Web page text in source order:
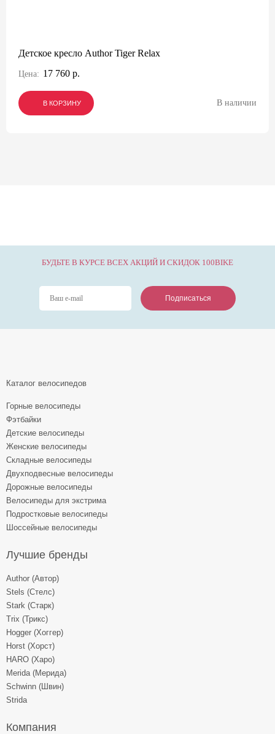
Детское кресло Author Tiger Relax
Цена: 17 760 р.
В КОРЗИНУ
В КОРЗИНУ
В КОРЗИНУ В наличии
БУДЬТЕ В КУРСЕ ВСЕХ АКЦИЙ И СКИДОК 100BIKE
Подписаться
Подписаться
Подписаться
Каталог велосипедов
Горные велосипеды
Фэтбайки
Детские велосипеды
Женские велосипеды
Складные велосипеды
Двухподвесные велосипеды
Дорожные велосипеды
Велосипеды для экстрима
Подростковые велосипеды
Шоссейные велосипеды
Лучшие бренды
Author (Автор)
Stels (Стелс)
Stark (Старк)
Trix (Трикс)
Hogger (Хоггер)
Horst (Хорст)
HARO (Харо)
Merida (Мерида)
Schwinn (Швин)
Strida
Компания